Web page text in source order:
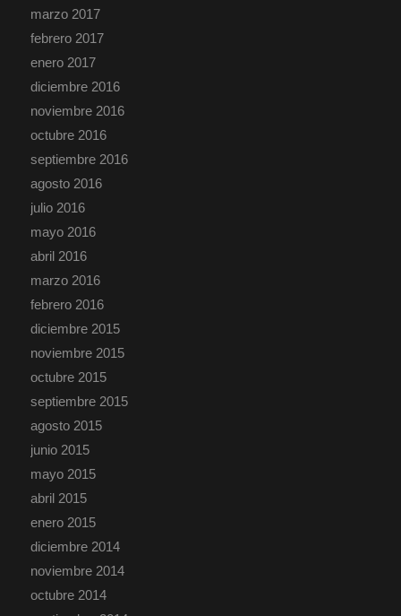
marzo 2017
febrero 2017
enero 2017
diciembre 2016
noviembre 2016
octubre 2016
septiembre 2016
agosto 2016
julio 2016
mayo 2016
abril 2016
marzo 2016
febrero 2016
diciembre 2015
noviembre 2015
octubre 2015
septiembre 2015
agosto 2015
junio 2015
mayo 2015
abril 2015
enero 2015
diciembre 2014
noviembre 2014
octubre 2014